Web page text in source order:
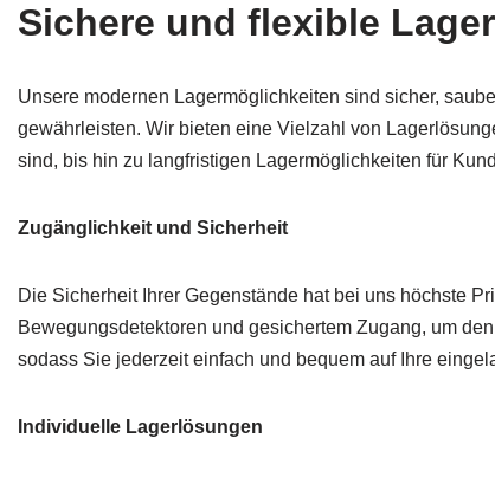
Sichere und flexible
Unsere modernen Lagermöglichkeiten sind sicher,
gewährleisten. Wir bieten eine Vielzahl von
sind, bis hin zu langfristigen Lagermöglichkeiten für
Zugänglichkeit und Sicherheit
Die Sicherheit Ihrer Gegenstände hat bei uns höchste
Bewegungsdetektoren und gesichertem Zugang, um
sodass Sie jederzeit einfach und bequem auf Ihre
Individuelle Lagerlösungen